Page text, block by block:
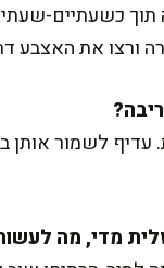
כשעתיים-
ורצו את האצבע
לשמור אותן